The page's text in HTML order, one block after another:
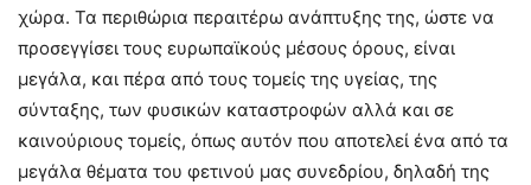
χώρα. Τα περιθώρια περαιτέρω ανάπτυξης της, ώστε να
προσεγγίσει τους ευρωπαϊκούς μέσους όρους, είναι
μεγάλα, και πέρα από τους τομείς της υγείας, της
σύνταξης, των φυσικών καταστροφών αλλά και σε
καινούριους τομείς, όπως αυτόν που αποτελεί ένα από τα
μεγάλα θέματα του φετινού μας συνεδρίου, δηλαδή της